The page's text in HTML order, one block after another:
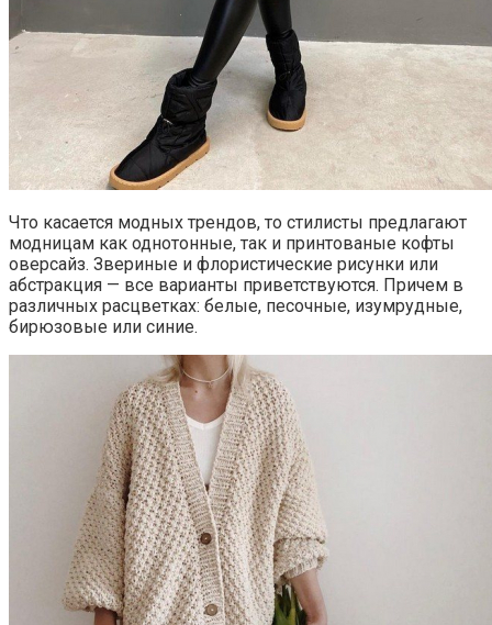
Что касается модных трендов, то стилисты предлагают
модницам как однотонные, так и принтованые кофты
оверсайз. Звериные и флористические рисунки или
абстракция — все варианты приветствуются. Причем в
различных расцветках: белые, песочные, изумрудные,
бирюзовые или синие.